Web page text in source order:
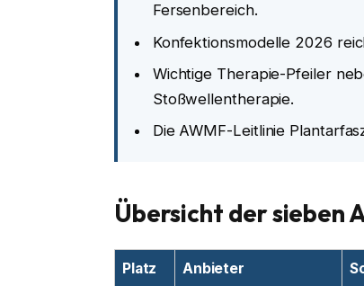
Fersenbereich.
Konfektionsmodelle 2026
Wichtige Therapie-Pfeiler
Stoßwellentherapie.
Die AWMF-Leitlinie
Übersicht der sieben
Platz Anbieter